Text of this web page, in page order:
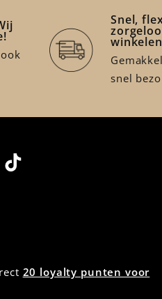
Snel,
winkelen
snel
20 loyalty punten voor